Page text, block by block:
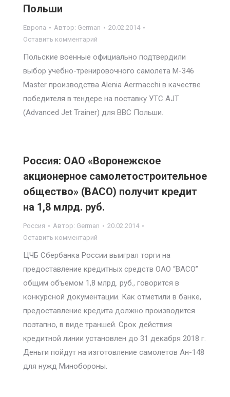
Польши
Европа Автор: German
20.02.2014
Оставить комментарий
Польские военные официально подтвердили
выбор учебно-тренировочного самолета M-346
Master производства Alenia Aermacchi в качестве
победителя в тендере на поставку УТС AJT
(Advanced Jet Trainer) для ВВС Польши.
Россия: ОАО «Воронежское
акционерное самолетостроительное
общество» (ВАСО) получит кредит
на 1,8 млрд. руб.
Россия Автор: German
20.02.2014
Оставить комментарий
ЦЧБ Сбербанка России выиграл торги на
предоставление кредитных средств ОАО “ВАСО”
общим объемом 1,8 млрд. руб., говорится в
конкурсной документации. Как отметили в банке,
предоставление кредита должно производится
поэтапно, в виде траншей. Срок действия
кредитной линии установлен до 31 декабря 2018 г.
Деньги пойдут на изготовление самолетов Ан-148
для нужд Минобороны.